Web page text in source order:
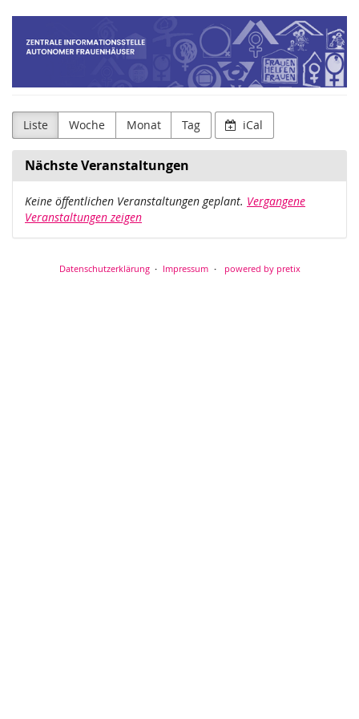
Zum
Inhalt
ZIF-
Zentrale
Informationsstelle
Autonomer
Frauenhäuser
Liste Woche Monat Tag iCal
Nächste Veranstaltungen
Keine öffentlichen Veranstaltungen geplant. Vergangene
Veranstaltungen zeigen
Datenschutzerklärung Impressum powered by pretix